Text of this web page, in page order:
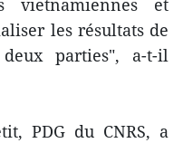
vietnamiennes et
les résultats de
parties", a-t-il
PDG du CNRS, a